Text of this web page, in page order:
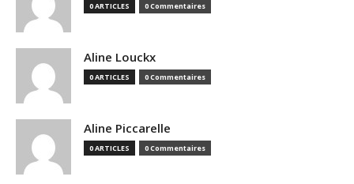
0 ARTICLES 0 Commentaires
Aline Louckx
0 ARTICLES 0 Commentaires
Aline Piccarelle
0 ARTICLES 0 Commentaires